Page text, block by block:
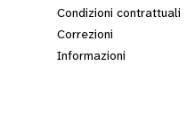
Condizioni contrattuali
Correzioni
Informazioni